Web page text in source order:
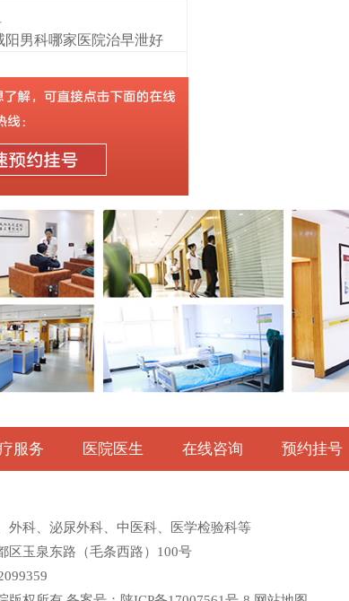
阳男科哪家医院治早泄好
服务 医院医生 在线咨询 预约挂号
外科、泌尿外科、中医科、医学检验科等
区玉泉东路（毛条西路）100号